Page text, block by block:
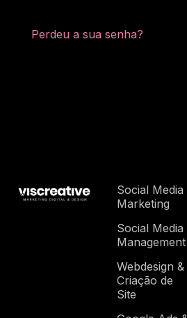
Perdeu a sua senha?
Social Media
Marketing
Social Media
Management
Webdesign &
Criação de
Site